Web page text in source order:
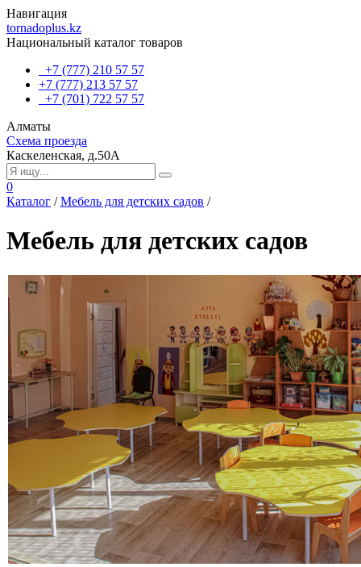
Навигация
tornadoplus.kz
Национальный каталог товаров
+7 (777) 210 57 57
+7 (777) 213 57 57
+7 (701) 722 57 57
Алматы
Схема проезда
Каскеленская, д.50А
0
Каталог /Мебель для детских садов /
Мебель для детских садов